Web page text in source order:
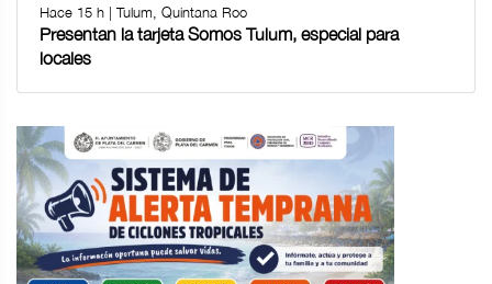
Hace 15 h | Tulum, Quintana Roo
Presentan la tarjeta Somos Tulum, especial para
locales